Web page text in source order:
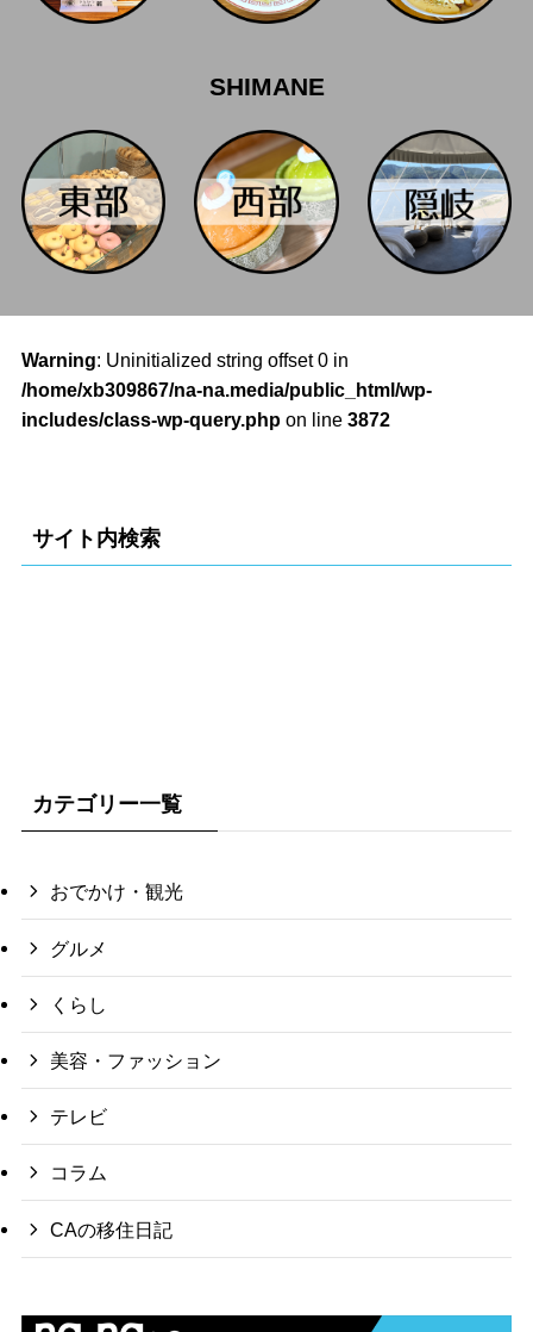
SHIMANE
Warning: Uninitialized string offset 0 in
/home/xb309867/na-na.media/public_html/wp-
includes/class-wp-query.phpon line 3872
サイト内検索
カテゴリー一覧
おでかけ・観光
グルメ
くらし
美容・ファッション
テレビ
コラム
CAの移住日記